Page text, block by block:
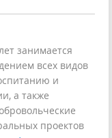
занимается
всех видов
и
а также
проектов